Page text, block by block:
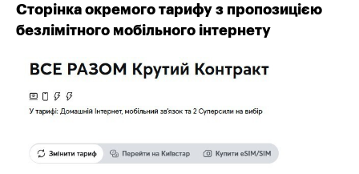
Сторінка окремого тарифу з пропозицією
безлімітного мобільного інтернету